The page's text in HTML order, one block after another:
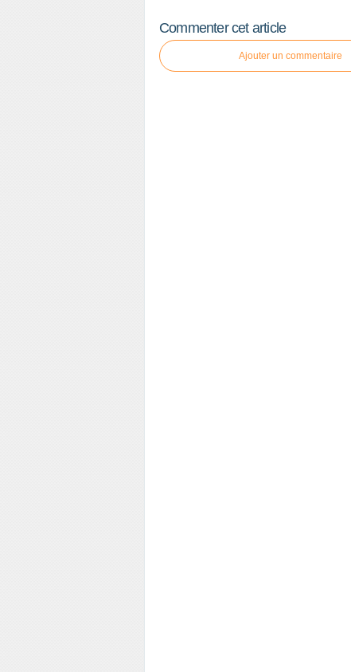
Commenter cet article
Ajouter un commentaire